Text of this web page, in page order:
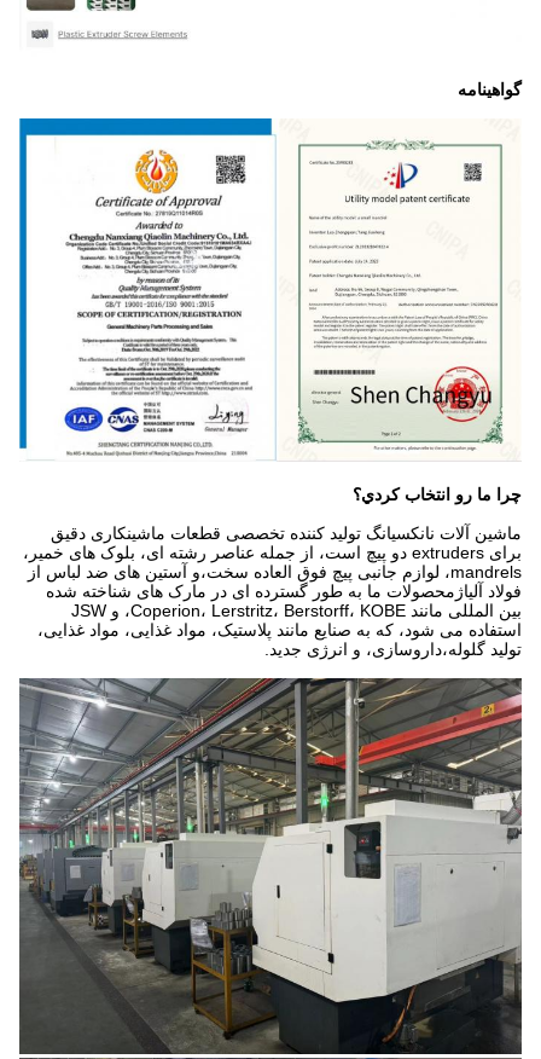
گواهینامه
چرا ما رو انتخاب کردي؟
ماشین آلات نانکسیانگ تولید کننده تخصصی قطعات ماشینکاری دقیق
برای extruders دو پیچ است، از جمله عناصر رشته ای، بلوک های خمیر،
mandrels، لوازم جانبی پیچ فوق العاده سخت،و آستین های ضد لباس از
فولاد آلیاژمحصولات ما به طور گسترده ای در مارک های شناخته شده
بین المللی مانند Coperion، Lerstritz، Berstorff، KOBE، و JSW
استفاده می شود، که به صنایع مانند پلاستیک، مواد غذایی، مواد غذایی،
تولید گلوله،داروسازی، و انرژی جدید.